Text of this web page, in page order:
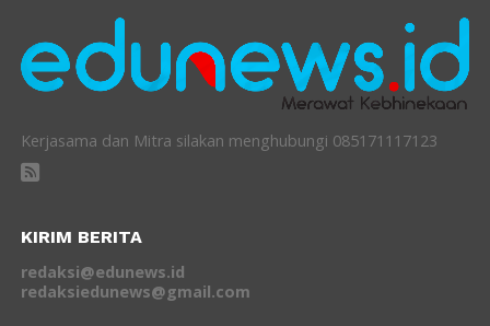
Kerjasama dan Mitra silakan menghubungi 085171117123
KIRIM BERITA
redaksi@edunews.id
redaksiedunews@gmail.com